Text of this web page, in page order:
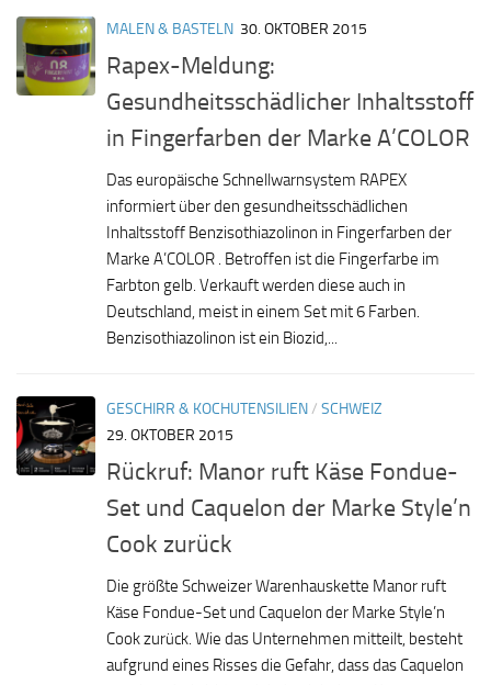
MALEN & BASTELN 30. OKTOBER 2015
Rapex-Meldung:
Gesundheitsschädlicher Inhaltsstoff
in Fingerfarben der Marke A’COLOR
Das europäische Schnellwarnsystem RAPEX
informiert über den gesundheitsschädlichen
Inhaltsstoff Benzisothiazolinon in Fingerfarben der
Marke A’COLOR . Betroffen ist die Fingerfarbe im
Farbton gelb. Verkauft werden diese auch in
Deutschland, meist in einem Set mit 6 Farben.
Benzisothiazolinon ist ein Biozid,...
GESCHIRR & KOCHUTENSILIEN/ SCHWEIZ
29. OKTOBER 2015
Rückruf: Manor ruft Käse Fondue-
Set und Caquelon der Marke Style’n
Cook zurück
Die größte Schweizer Warenhauskette Manor ruft
Käse Fondue-Set und Caquelon der Marke Style’n
Cook zurück. Wie das Unternehmen mitteilt, besteht
aufgrund eines Risses die Gefahr, dass das Caquelon